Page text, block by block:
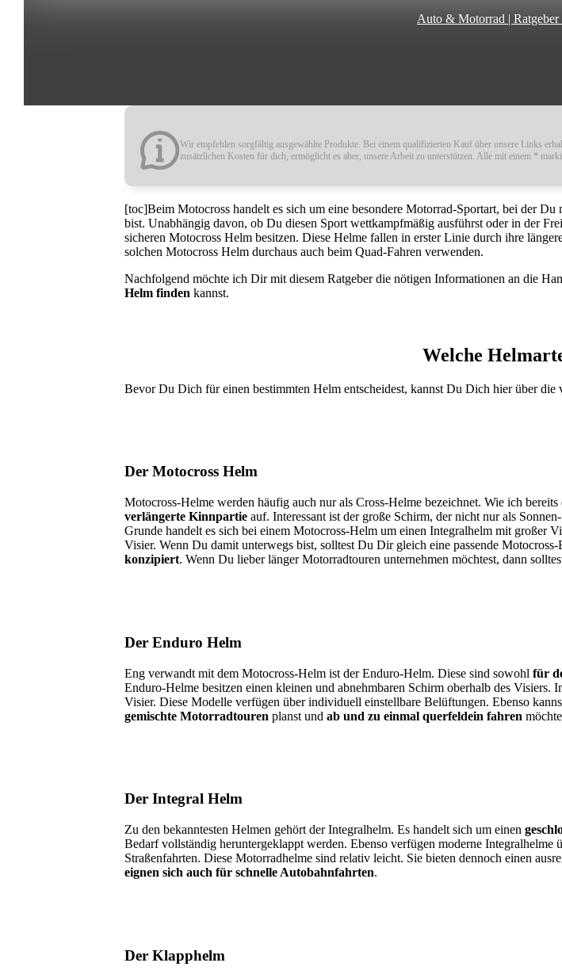
Auto & Motorrad |
Wir empfehlen sorgfältig ausgewählte Produkte. Bei einem qualifizierten Kauf über unsere Links
zusätzlichen Kosten für dich, ermöglicht es aber, unsere Arbeit zu unterstützen. Alle mit einem *
[toc]Beim Motocross handelt es sich um eine besondere Motorrad-Sportart, bei der
bist. Unabhängig davon, ob Du diesen Sport wettkampfmäßig ausführst oder in der
sicheren Motocross Helm besitzen. Diese Helme fallen in erster Linie durch ihre
solchen Motocross Helm durchaus auch beim Quad-Fahren verwenden.
Nachfolgend möchte ich Dir mit diesem Ratgeber die nötigen Informationen an die
Helm finden kannst.
Welche
Bevor Du Dich für einen bestimmten Helm entscheidest, kannst Du Dich hier über die
Der Motocross Helm
Motocross-Helme werden häufig auch nur als Cross-Helme bezeichnet. Wie ich
verlängerte Kinnpartie auf. Interessant ist der große Schirm, der nicht nur als
Grunde handelt es sich bei einem Motocross-Helm um einen Integralhelm mit großer
Visier. Wenn Du damit unterwegs bist, solltest Du Dir gleich eine passende
konzipiert. Wenn Du lieber länger Motorradtouren unternehmen möchtest, dann
Der Enduro Helm
Eng verwandt mit dem Motocross-Helm ist der Enduro-Helm. Diese sind sowohl für
Enduro-Helme besitzen einen kleinen und abnehmbaren Schirm oberhalb des
Visier. Diese Modelle verfügen über individuell einstellbare Belüftungen. Ebenso
gemischte Motorradtouren planst und ab und zu einmal querfeldein fahren
Der Integral Helm
Zu den bekanntesten Helmen gehört der Integralhelm. Es handelt sich um einen
Bedarf vollständig heruntergeklappt werden. Ebenso verfügen moderne
Straßenfahrten. Diese Motorradhelme sind relativ leicht. Sie bieten dennoch einen
eignen sich auch für schnelle Autobahnfahrten.
Der Klapphelm